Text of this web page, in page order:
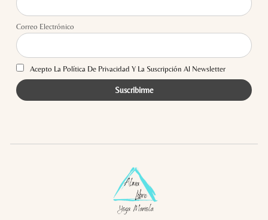
Correo Electrónico
Acepto La Política De Privacidad Y La Suscripción Al Newsletter